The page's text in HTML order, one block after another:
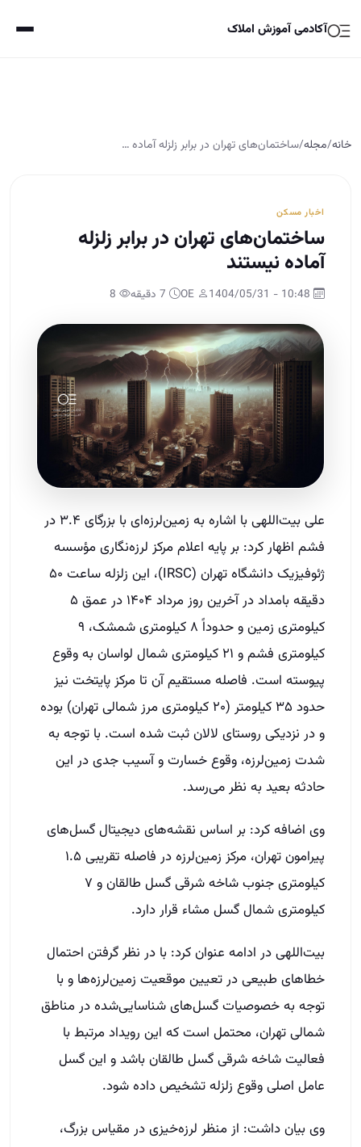
آکادمی آموزش املاک
خانه/مجله/ساختمان‌های تهران در برابر زلزله آماده …
اخبار مسکن
ساختمان‌های تهران در برابر زلزله
آماده نیستند
علی بیت‌اللهی با اشاره به زمین‌لرزه‌ای با بزرگای ۳.۴ در
فشم اظهار کرد: بر پایه اعلام مرکز لرزه‌نگاری مؤسسه
ژئوفیزیک دانشگاه تهران (IRSC)، این زلزله ساعت ۵۰
دقیقه بامداد در آخرین روز مرداد ۱۴۰۴ در عمق ۵
کیلومتری زمین و حدوداً ۸ کیلومتری شمشک، ۹
کیلومتری فشم و ۲۱ کیلومتری شمال لواسان به وقوع
پیوسته است. فاصله مستقیم آن تا مرکز پایتخت نیز
حدود ۳۵ کیلومتر (۲۰ کیلومتری مرز شمالی تهران) بوده
و در نزدیکی روستای لالان ثبت شده است. با توجه به
شدت زمین‌لرزه، وقوع خسارت و آسیب جدی در این
حادثه بعید به نظر می‌رسد.
وی اضافه کرد: بر اساس نقشه‌های دیجیتال گسل‌های
پیرامون تهران، مرکز زمین‌لرزه در فاصله تقریبی ۱.۵
کیلومتری جنوب شاخه شرقی گسل طالقان و ۷
کیلومتری شمال گسل مشاء قرار دارد.
بیت‌اللهی در ادامه عنوان کرد: با در نظر گرفتن احتمال
خطاهای طبیعی در تعیین موقعیت زمین‌لرزه‌ها و با
توجه به خصوصیات گسل‌های شناسایی‌شده در مناطق
شمالی تهران، محتمل است که این رویداد مرتبط با
فعالیت شاخه شرقی گسل طالقان باشد و این گسل
عامل اصلی وقوع زلزله تشخیص داده شود.
وی بیان داشت: از منظر لرزه‌خیزی در مقیاس بزرگ،